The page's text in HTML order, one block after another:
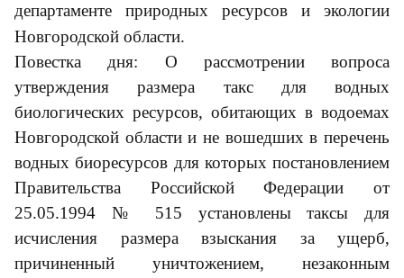
департаменте природных ресурсов и экологии
Новгородской области.
Повестка дня: О рассмотрении вопроса
утверждения размера такс для водных
биологических ресурсов, обитающих в водоемах
Новгородской области и не вошедших в перечень
водных биоресурсов для которых постановлением
Правительства Российской Федерации от
25.05.1994 № 515 установлены таксы для
исчисления размера взыскания за ущерб,
причиненный уничтожением, незаконным